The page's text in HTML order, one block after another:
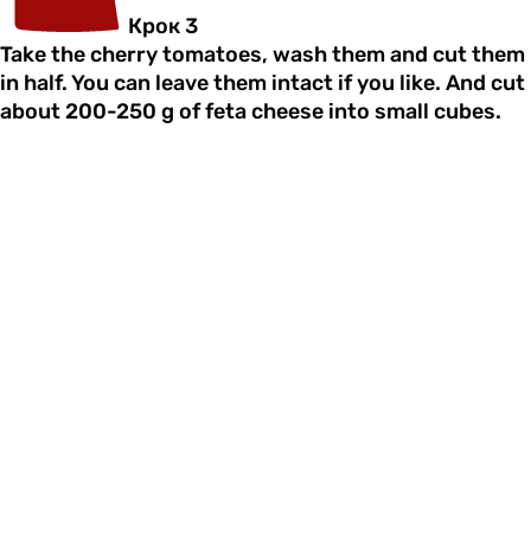
Крок 3
Take the cherry tomatoes, wash them and cut them
in half. You can leave them intact if you like. And cut
about 200-250 g of feta cheese into small cubes.